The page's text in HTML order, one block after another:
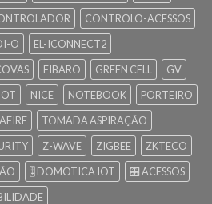
CONTROLO-ACESSOS
O
EL-ICONNECT2
FIBARO GREEN CELL
GV
IOT NICE NOTEBOOK
PORTEIRO
TOMADA ASPIRAÇÃO
Z-WAVE ZIGBEE
ZKTECO
🎚️ DOMOTICA IOT
🎛️ ACESSOS